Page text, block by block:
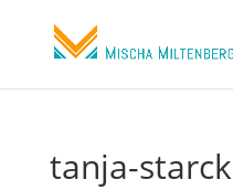
tanja-starck